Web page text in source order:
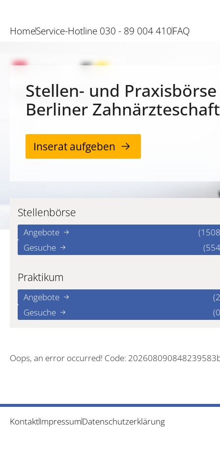
HomeService-Hotline 030 - 89 004 410FAQ
Stellen- und
Berliner Zahnärzteschaft
Inserat aufgeben
Stellenbörse
Angebote
Gesuche
Praktikum
Angebote
Gesuche
Oops, an error occurred! Code:
KontaktImpressumDatenschutzerklärung